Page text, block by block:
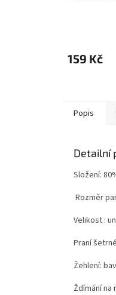
159 Kč
Popis
Detailní
Složení:
Rozměr
Velikost :
Praní
Žehlení:
Ždímání